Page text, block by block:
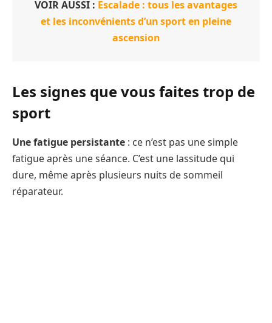
VOIR AUSSI : Escalade : tous les avantages
et les inconvénients d’un sport en pleine
ascension
Les signes que vous faites trop de
sport
Une fatigue persistante : ce n’est pas une simple
fatigue après une séance. C’est une lassitude qui
dure, même après plusieurs nuits de sommeil
réparateur.